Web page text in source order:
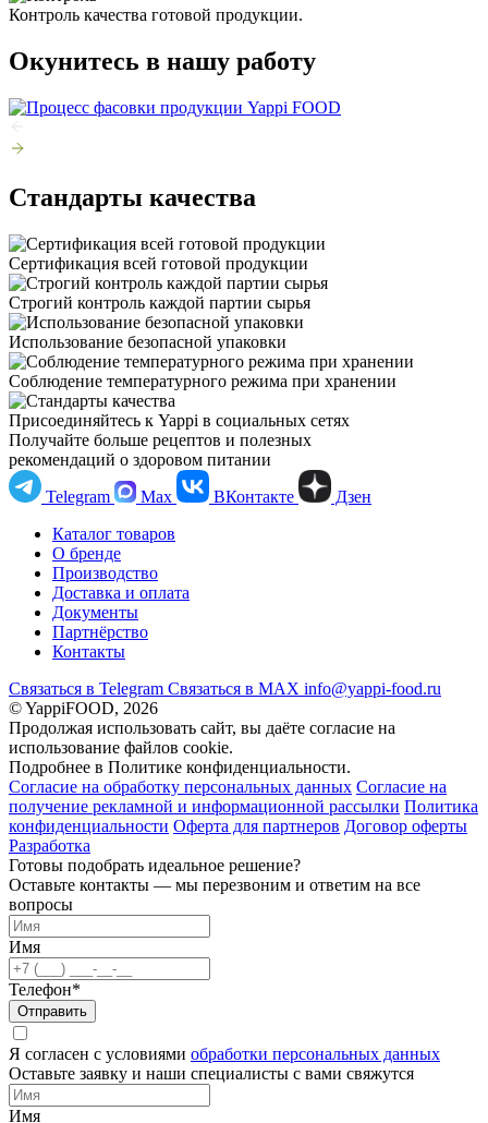
Контроль качества готовой продукции.
Окунитесь в нашу работу
Стандарты качества
Сертификация всей готовой продукции
Строгий контроль каждой партии сырья
Использование безопасной упаковки
Соблюдение температурного режима при хранении
Присоединяйтесь к Yappi в социальных сетях
Получайте больше рецептов и полезных
рекомендаций о здоровом питании
Telegram
Max ВКонтакте
Дзен
Каталог товаров
О бренде
Производство
Доставка и оплата
Документы
Партнёрство
Контакты
Связаться в Telegram Связаться в МАХ info@yappi-food.ru
© YappiFOOD, 2026
Продолжая использовать сайт, вы даёте согласие на
использование файлов cookie.
Подробнее в Политике конфиденциальности.
Согласие на обработку персональных данных Согласие на
получение рекламной и информационной рассылки Политика
конфиденциальности Оферта для партнеров Договор оферты
Разработка
Готовы подобрать идеальное решение?
Оставьте контакты — мы перезвоним и ответим на все
вопросы
Имя
Телефон*
Отправить
Я согласен с условиями обработки персональных данных
Оставьте заявку и наши специалисты с вами свяжутся
Имя